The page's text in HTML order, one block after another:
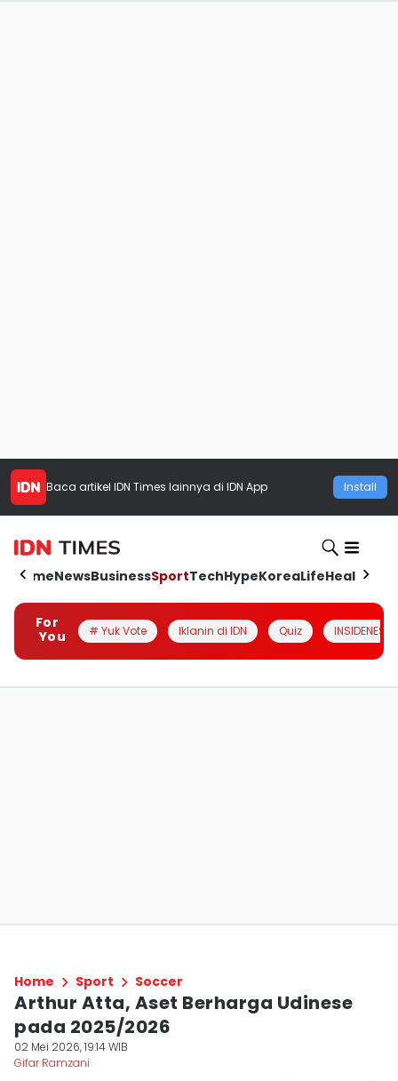
Baca artikel IDN Times lainnya di IDN App Install
HomeNewsBusinessSportTechHypeKoreaLifeHealth
For
You
# Yuk Vote Iklanin di IDN Quiz INSIDENESIA
Home Sport Soccer
Arthur Atta, Aset Berharga Udinese
pada 2025/2026
02 Mei 2026, 19:14 WIB
Gifar Ramzani